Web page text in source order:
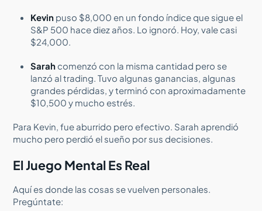
Kevin puso $8,000 en un fondo índice que sigue el
S&P 500 hace diez años. Lo ignoró. Hoy, vale casi
$24,000.
Sarah comenzó con la misma cantidad pero se
lanzó al trading. Tuvo algunas ganancias, algunas
grandes pérdidas, y terminó con aproximadamente
$10,500 y mucho estrés.
Para Kevin, fue aburrido pero efectivo. Sarah aprendió
mucho pero perdió el sueño por sus decisiones.
El Juego Mental Es Real
Aquí es donde las cosas se vuelven personales.
Pregúntate: